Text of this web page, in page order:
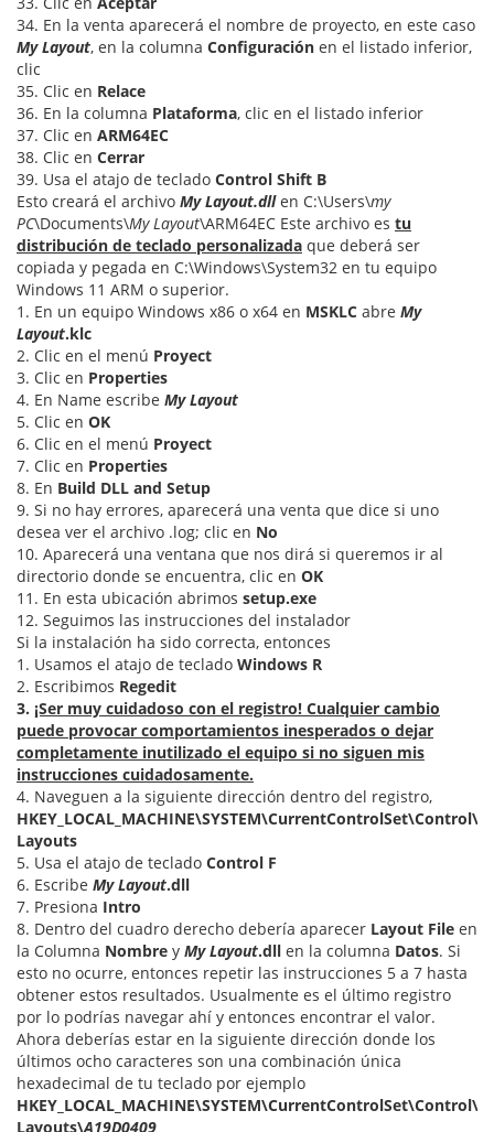
34. En la venta aparecerá el nombre de proyecto, en este caso
My Layout, en la columna Configuración en el listado inferior,
clic
35. Clic en Relace
36. En la columna Plataforma, clic en el listado inferior
37. Clic en ARM64EC
38. Clic en Cerrar
39. Usa el atajo de teclado Control Shift B
Esto creará el archivo My Layout.dllen C:\Users\my
PC\Documents\My Layout\ARM64EC Este archivo es tu
distribución de teclado personalizada que deberá ser
copiada y pegada en C:\Windows\System32 en tu equipo
Windows 11 ARM o superior.
1. En un equipo Windows x86 o x64 en MSKLC abre My
Layout.klc
2. Clic en el menú Proyect
3. Clic en Properties
4. En Name escribe My Layout
5. Clic en OK
6. Clic en el menú Proyect
7. Clic en Properties
8. En Build DLL and Setup
9. Si no hay errores, aparecerá una venta que dice si uno
desea ver el archivo .log; clic en No
10. Aparecerá una ventana que nos dirá si queremos ir al
directorio donde se encuentra, clic en OK
11. En esta ubicación abrimos setup.exe
12. Seguimos las instrucciones del instalador
Si la instalación ha sido correcta, entonces
1. Usamos el atajo de teclado Windows R
2. Escribimos Regedit
3. ¡Ser muy cuidadoso con el registro! Cualquier cambio
puede provocar comportamientos inesperados o dejar
completamente inutilizado el equipo si no siguen mis
instrucciones cuidadosamente.
4. Naveguen a la siguiente dirección dentro del registro,
Layouts
5. Usa el atajo de teclado Control F
6. Escribe My Layout.dll
7. Presiona Intro
8. Dentro del cuadro derecho debería aparecer Layout File en
la Columna Nombre y My Layout.dll en la columna Datos. Si
esto no ocurre, entonces repetir las instrucciones 5 a 7 hasta
obtener estos resultados. Usualmente es el último registro
por lo podrías navegar ahí y entonces encontrar el valor.
Ahora deberías estar en la siguiente dirección donde los
últimos ocho caracteres son una combinación única
hexadecimal de tu teclado por ejemplo
Layouts\A19D0409